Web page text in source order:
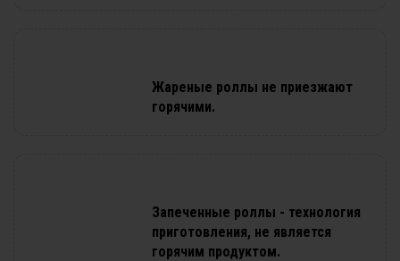
Жареные роллы не приезжают
горячими.
Запеченные роллы - технология
приготовления, не является
горячим продуктом.